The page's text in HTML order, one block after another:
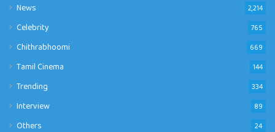
News 2,214
Celebrity 765
Chithrabhoomi 669
Tamil Cinema 144
Trending 334
Interview 89
Others 24